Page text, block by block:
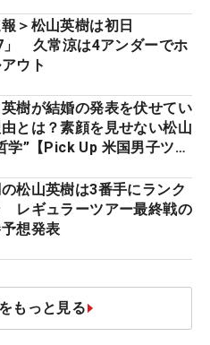
報＞松山英樹は初日
」 久常涼は4アンダーでホ
ウト
樹が結婚の発表を伏せてい
とは？素顔を見せない松山
学”【Pick Up 米国男子ツア
松山英樹は3番手にランク
レギュラーツアー最終戦の
想発表
もっと見る